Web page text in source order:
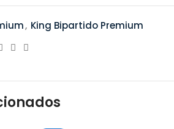
, King Bipartido Premium